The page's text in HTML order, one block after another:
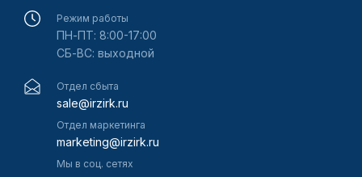
Режим работы
ПН-ПТ: 8:00-17:00
СБ-ВС: выходной
Отдел сбыта
sale@irzirk.ru
Отдел маркетинга
marketing@irzirk.ru
Мы в соц. сетях